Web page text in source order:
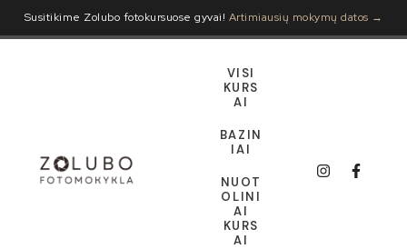
Susitikime Zolubo fotokursuose gyvai! Artimiausių mokymų datos →
VISI
KURS
AI
BAZIN
IAI
NUOT
OLINI
AI
KURS
AI